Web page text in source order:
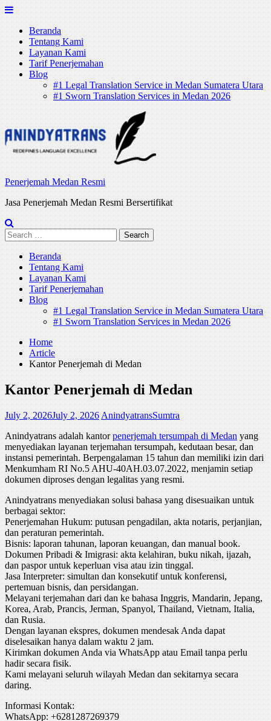
Skip
to
contentBeranda
Tentang Kami
Layanan Kami
Tarif Penerjemahan
Blog
#1 Legal Translation Service in Medan Sumatera Utara
#1 Sworn Translation Services in Medan 2026
Penerjemah Medan Resmi
Jasa Penerjemah Medan Resmi Bersertifikat
Search
for:
Beranda
Tentang Kami
Layanan Kami
Tarif Penerjemahan
Blog
#1 Legal Translation Service in Medan Sumatera Utara
#1 Sworn Translation Services in Medan 2026
Home
Article
Kantor Penerjemah di Medan
Kantor Penerjemah di Medan
July 2, 2026July 2, 2026 AnindyatransSumtra
Anindyatrans adalah kantorpenerjemah tersumpah di Medanyang
menyediakan layanan terjemahan tersumpah, kedutaan besar, dan
instansi pemerintah. Berpengalaman 15 tahun dan memiliki izin dari
Menkumham RI No.5 AHU-40AH.03.07.2022, menjamin setiap
dokumen diproses dengan legalitas yang resmi.
Anindyatrans menyediakan solusi bahasa yang disesuaikan untuk
berbagai sektor:
Penerjemahan Hukum: putusan pengadilan, akta notaris, perjanjian,
dan peraturan pemerintah.
Bisnis: laporan tahunan, laporan keuangan, dan manual book.
Dokumen Pribadi & Imigrasi: akta kelahiran, buku nikah, ijazah,
dan paspor untuk keperluan visa atau izin tinggal.
Jasa Interpreter: simultan dan konsekutif untuk konferensi,
pertemuan bisnis, dan persidangan.
Melayani terjemahan dari dan ke bahasa Inggris, Mandarin, Jepang,
Korea, Arab, Prancis, Jerman, Spanyol, Thailand, Vietnam, Italia,
dan Rusia.
Dengan layanan ekspres, dokumen mendesak Anda dapat
diselesaikan hanya dalam waktu 2 jam.
Kirimkan dokumen Anda via WhatsApp atau Email tanpa perlu
hadir secara fisik.
Kami melayani seluruh wilayah Medan dan sekitarnya secara
daring.
Informasi Kontak:
WhatsApp: +6281287269379